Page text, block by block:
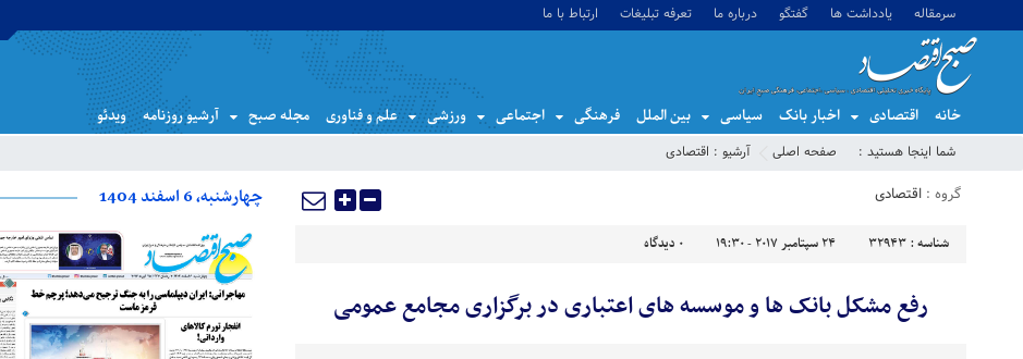
سرمقاله یادداشت ها گفتگو درباره ما تعرفه تبلیغات ارتباط با ما
خانه اقتصادی اخبار بانک سیاسی بین الملل فرهنگی اجتماعی ورزشی علم و فناوری مجله صبح آرشیو روزنامه ویدئو
شما اینجا هستید : صفحه اصلی آرشیو : اقتصادی
گروه : اقتصادی
شناسه : 32943 24 سپتامبر 2017 - 19:30 0 دیدگاه
رفع مشکل بانک ها و موسسه های اعتباری در برگزاری مجامع عمومی
چهارشنبه، 6 اسفند 1404